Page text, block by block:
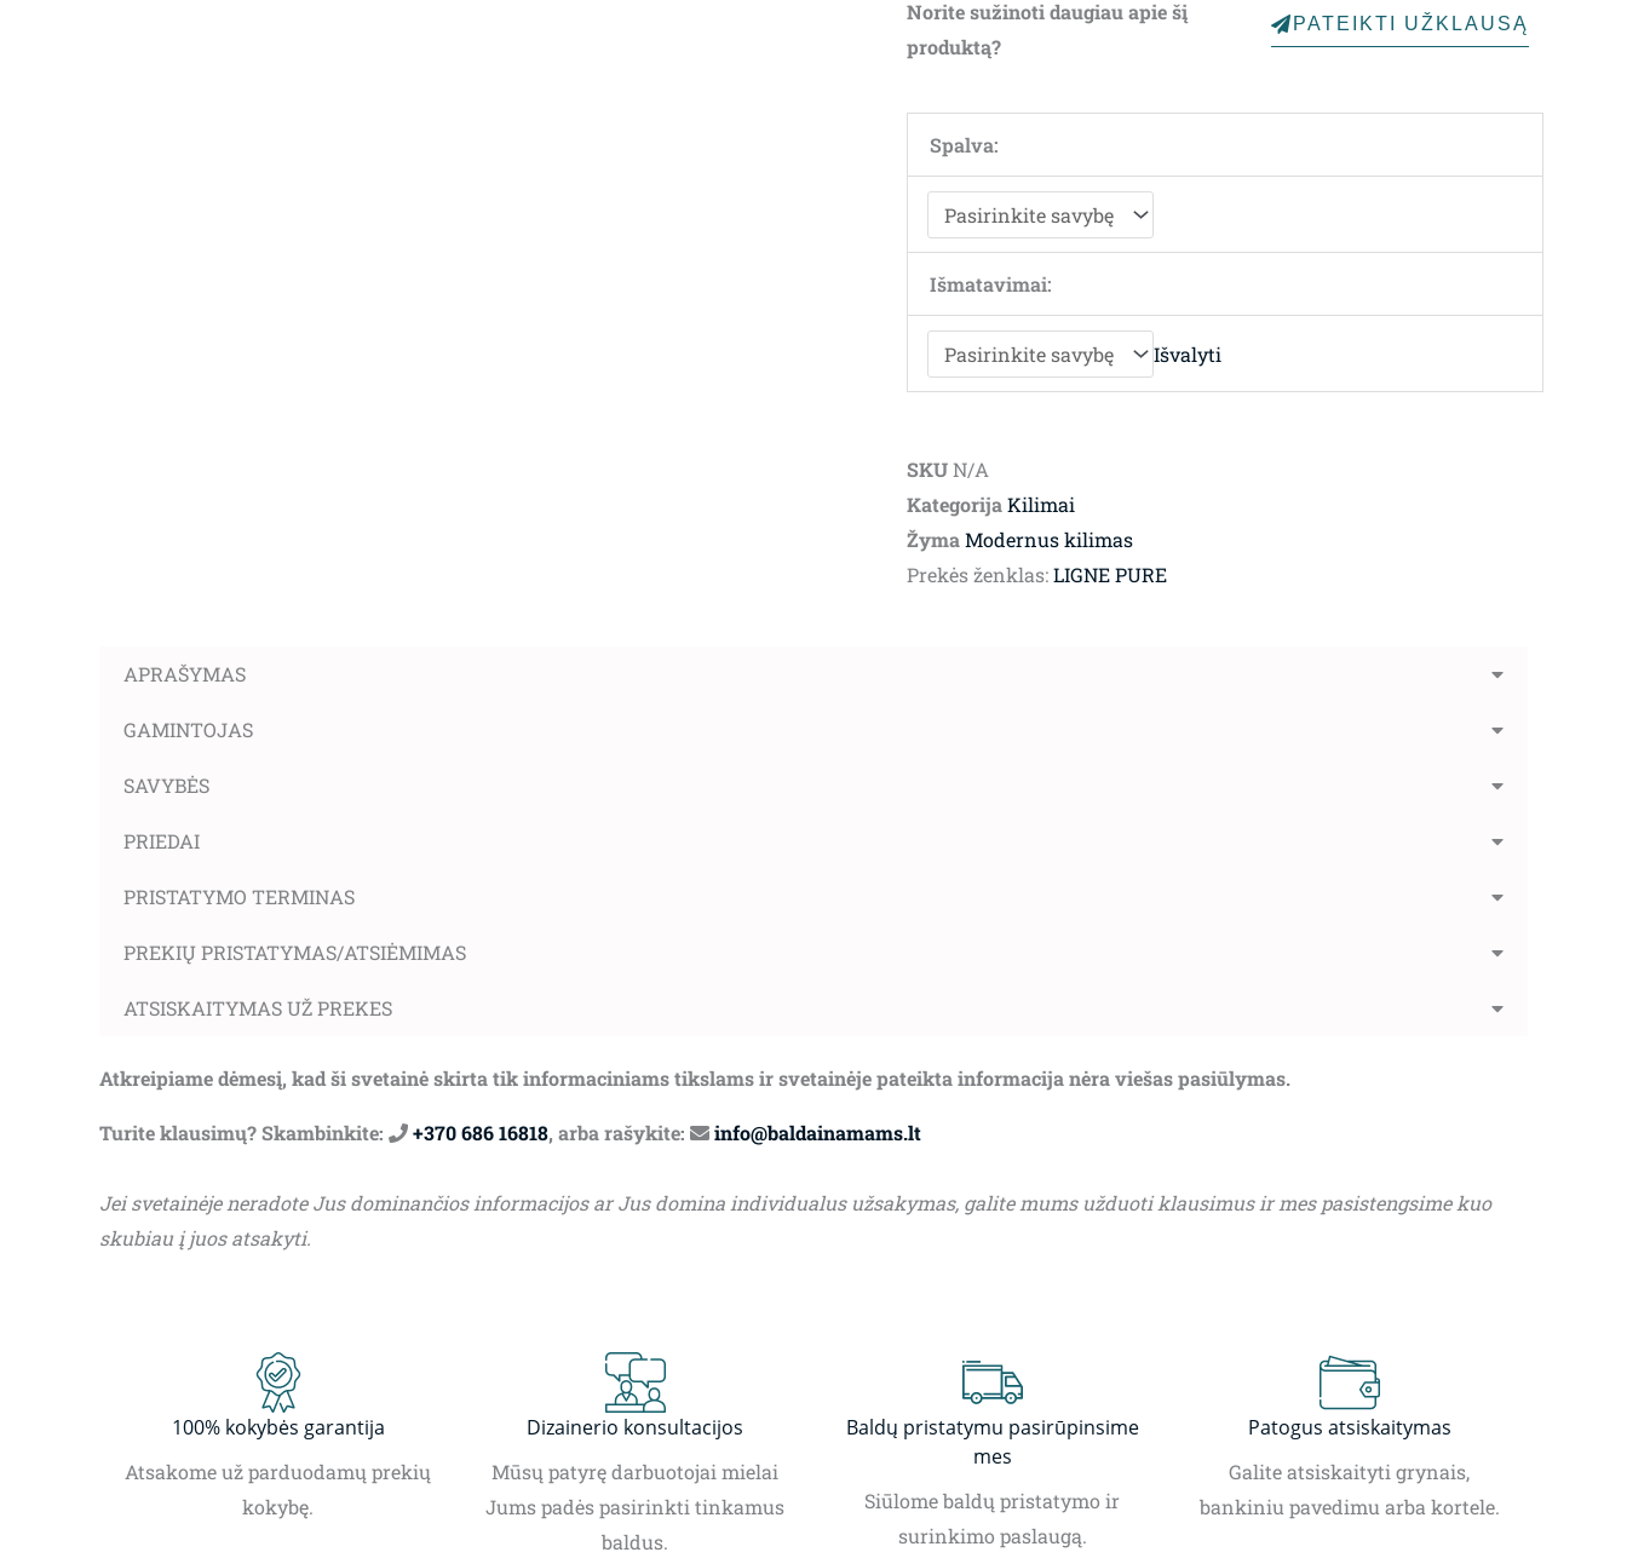
through
Norite sužinoti daugiau apie šį
produktą?
PATEIKTI UŽKLAUSĄ
Spalva:
Išmatavimai:
Išvalyti
SKUN/A
KategorijaKilimai
ŽymaModernus kilimas
Prekės ženklas:LIGNE PURE
APRAŠYMAS
GAMINTOJAS
SAVYBĖS
PRIEDAI
PRISTATYMO TERMINAS
PREKIŲ PRISTATYMAS/ATSIĖMIMAS
ATSISKAITYMAS UŽ PREKES
Atkreipiame dėmesį, kad ši svetainė skirta tik informaciniams tikslams ir svetainėje pateikta informacija nėra viešas pasiūlymas.
Turite klausimų? Skambinkite: +370 686 16818, arba rašykite: info@baldainamams.lt
Jei svetainėje neradote Jus dominančios informacijos ar Jus domina individualus užsakymas, galite mums užduoti klausimus ir mes pasistengsime kuo
skubiau į juos atsakyti.
100% kokybės garantija
Atsakome už parduodamų prekių
kokybę.
Dizainerio konsultacijos
Mūsų patyrę darbuotojai mielai
Jums padės pasirinkti tinkamus
baldus.
Baldų pristatymu pasirūpinsime
mes
Siūlome baldų pristatymo ir
surinkimo paslaugą.
Patogus atsiskaitymas
Galite atsiskaityti grynais,
bankiniu pavedimu arba kortele.